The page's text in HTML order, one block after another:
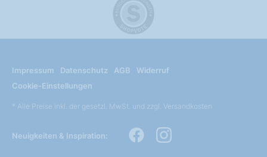
Impressum Datenschutz AGB
Widerruf
Cookie-Einstellungen
* Alle Preise inkl. der gesetzl. MwSt. und zzgl. Versandkosten
Neuigkeiten & Inspiration: